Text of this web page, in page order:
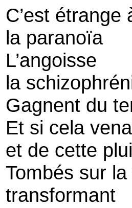
C’est étrange
la paranoïa
L’angoisse
la
Gagnent du
Et si cela
et de cette
Tombés sur la
transformant